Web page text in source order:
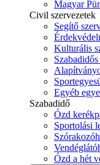
Magyar
Civil szervezetek
Segítő
Kulturális
Egyéb
Szabadidő
Ózd
Sportolási
Ózd a hét